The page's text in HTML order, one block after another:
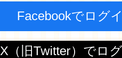
Facebookでログ
X（旧Twitter）でロ